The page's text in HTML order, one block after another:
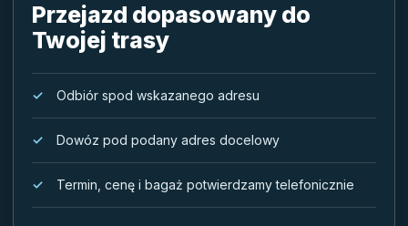
Przejazd dopasowany do
Twojej trasy
Odbiór spod wskazanego adresu
Dowóz pod podany adres docelowy
Termin, cenę i bagaż potwierdzamy telefonicznie